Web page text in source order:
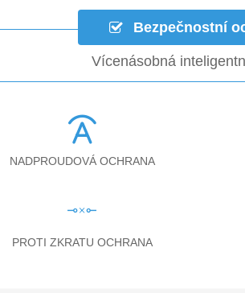
Bezpečnostní
Vícenásobná
NADPROUDOVÁ OCHRANA
PROTI ZKRATU OCHRANA